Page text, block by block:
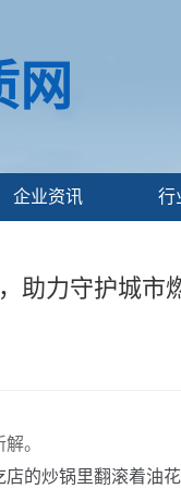
网
企业资讯 行
助力守护城市
。
炒锅里翻滚着油